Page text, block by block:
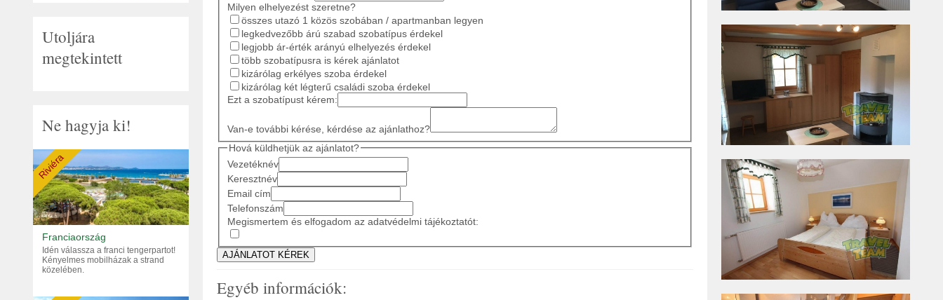
Utoljára
megtekintett
Ne hagyja ki!
Riviéra
Franciaország
Idén válassza a franci tengerpartot!
Kényelmes mobilházak a strand
közelében.
Milyen elhelyezést szeretne?
összes utazó 1 közös szobában / apartmanban legyen
legkedvezőbb árú szabad szobatípus érdekel
legjobb ár-érték arányú elhelyezés érdekel
több szobatípusra is kérek ajánlatot
kizárólag erkélyes szoba érdekel
kizárólag két légterű családi szoba érdekel
Ezt a szobatípust kérem:
Van-e további kérése, kérdése az ajánlathoz?
Hová küldhetjük az ajánlatot?
Vezetéknév
Keresztnév
Email cím
Telefonszám
Megismertem és elfogadom az adatvédelmi tájékoztatót:
Egyéb információk: